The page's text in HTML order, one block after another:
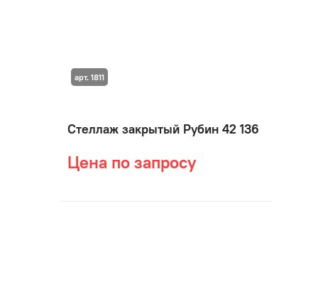
Стеллаж закрытый Рубин 42 136
Цена по запросу
арт. 1811